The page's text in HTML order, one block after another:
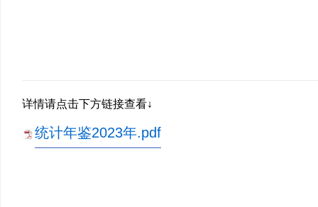
详情请点击下方链接查看↓
统计年鉴2023年.pdf